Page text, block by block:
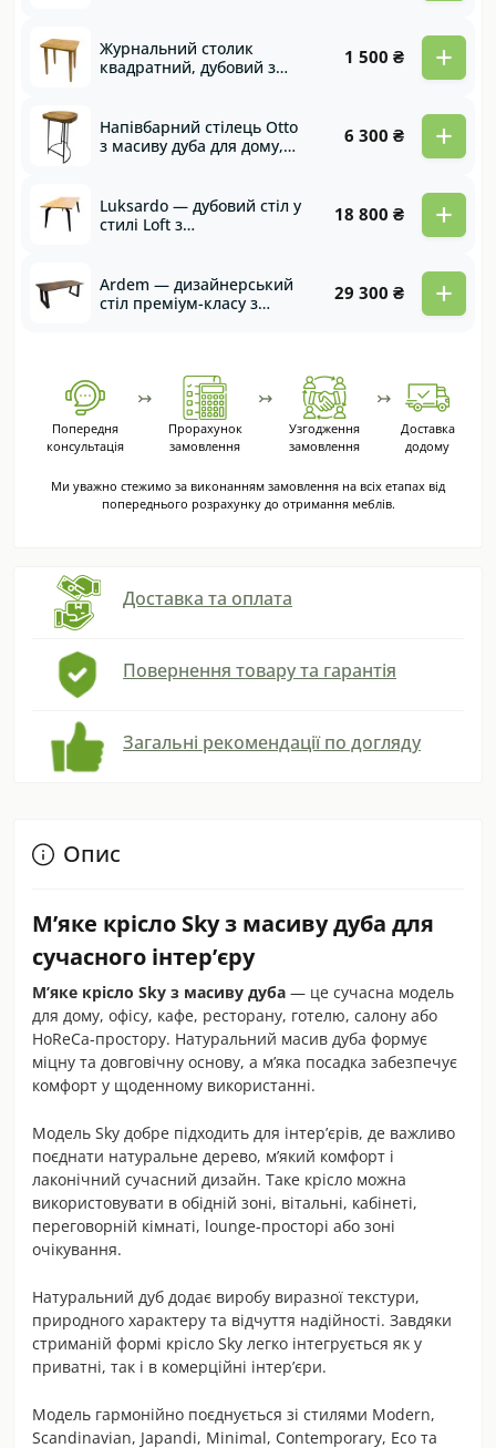
Журнальний столик
квадратний, дубовий з
1 500 ₴ +
Напівбарний стілець Otto
з масиву дуба для дому,
6 300 ₴ +
Luksardo — дубовий стіл у
стилі Loft з
18 800 ₴ +
Ardem — дизайнерський
стіл преміум-класу з
29 300 ₴ +
Попередня
консультація
↣
Прорахунок
замовлення
↣
Узгодження
замовлення
↣
Доставка
додому
Ми уважно стежимо за виконанням замовлення на всіх етапах від
попереднього розрахунку до отримання меблів.
Доставка та оплата
Повернення товару та гарантія
Загальні рекомендації по догляду
Опис
М’яке крісло Sky з масиву дуба для
сучасного інтер’єру
М’яке крісло Sky з масиву дуба — це сучасна модель
для дому, офісу, кафе, ресторану, готелю, салону або
HoReCa-простору. Натуральний масив дуба формує
міцну та довговічну основу, а м’яка посадка забезпечує
комфорт у щоденному використанні.
Модель Sky добре підходить для інтер’єрів, де важливо
поєднати натуральне дерево, м’який комфорт і
лаконічний сучасний дизайн. Таке крісло можна
використовувати в обідній зоні, вітальні, кабінеті,
переговорній кімнаті, lounge-просторі або зоні
очікування.
Натуральний дуб додає виробу виразної текстури,
природного характеру та відчуття надійності. Завдяки
стриманій формі крісло Sky легко інтегрується як у
приватні, так і в комерційні інтер’єри.
Модель гармонійно поєднується зі стилями Modern,
Scandinavian, Japandi, Minimal, Contemporary, Eco та